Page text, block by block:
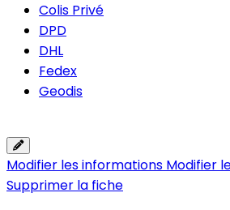
Colis Privé
DPD
DHL
Fedex
Geodis
Modifier les informations Modifier
Supprimer la fiche